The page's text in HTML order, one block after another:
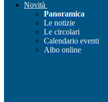
Novità
Panoramica
Le notizie
Le circolari
Calendario eventi
Albo online